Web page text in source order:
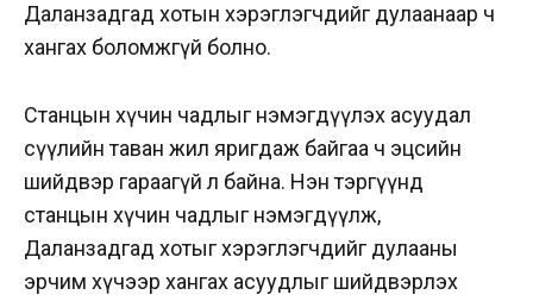
Даланзадгад хотын хэрэглэгчдийг дулаанаар ч
хангах боломжгүй болно.
Станцын хүчин чадлыг нэмэгдүүлэх асуудал
сүүлийн таван жил яригдаж байгаа ч эцсийн
шийдвэр гараагүй л байна. Нэн тэргүүнд
станцын хүчин чадлыг нэмэгдүүлж,
Даланзадгад хотыг хэрэглэгчдийг дулааны
эрчим хүчээр хангах асуудлыг шийдвэрлэх